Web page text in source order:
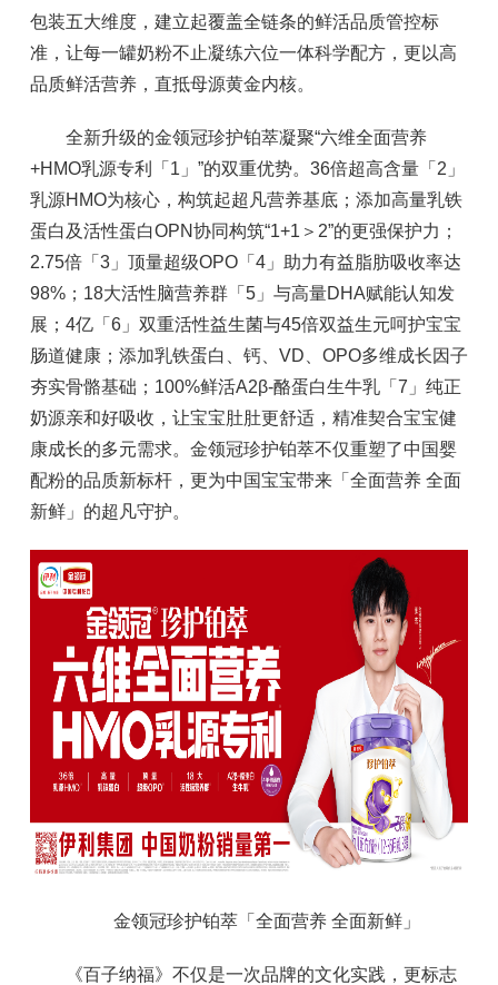
包装五大维度，建立起覆盖全链条的鲜活品质管控标
准，让每一罐奶粉不止凝练六位一体科学配方，更以高
品质鲜活营养，直抵母源黄金内核。
全新升级的金领冠珍护铂萃凝聚“六维全面营养
+HMO乳源专利「1」”的双重优势。36倍超高含量「2」
乳源HMO为核心，构筑起超凡营养基底；添加高量乳铁
蛋白及活性蛋白OPN协同构筑“1+1＞2”的更强保护力；
2.75倍「3」顶量超级OPO「4」助力有益脂肪吸收率达
98%；18大活性脑营养群「5」与高量DHA赋能认知发
展；4亿「6」双重活性益生菌与45倍双益生元呵护宝宝
肠道健康；添加乳铁蛋白、钙、VD、OPO多维成长因子
夯实骨骼基础；100%鲜活A2β-酪蛋白生牛乳「7」纯正
奶源亲和好吸收，让宝宝肚肚更舒适，精准契合宝宝健
康成长的多元需求。金领冠珍护铂萃不仅重塑了中国婴
配粉的品质新标杆，更为中国宝宝带来「全面营养 全面
新鲜」的超凡守护。
金领冠珍护铂萃「全面营养 全面新鲜」
《百子纳福》不仅是一次品牌的文化实践，更标志